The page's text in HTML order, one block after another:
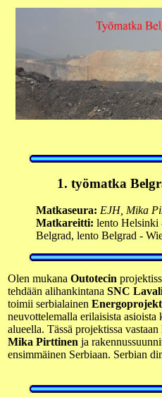
1. työmatka
Matkaseura: EJH, Mika
Matkareitti: lento Helsinki
Belgrad, lento Belgrad -
Olen mukana Outotecin
tehdään alihankintana SNC
toimii serbialainen Energoprojekt
neuvottelemalla erilaisista
alueella. Tässä projektissa
Mika Pirttinen ja
ensimmäinen Serbiaan. Serbian